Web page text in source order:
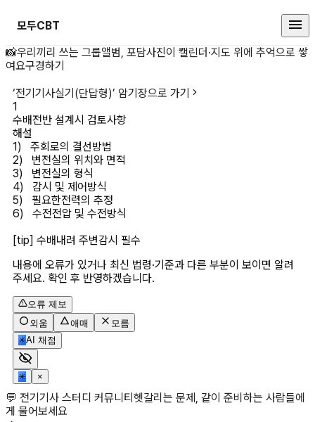
모두CBT
수배전반 설계시 검토사항 상세 페
📸우리끼리 쓰는 그룹앨범, 포담사진이 캘린더·지도 위에 추억으로 쌓
여요구경하기
‘전기기사실기(단답형)’ 암기장으로 가기
1
수배전반 설계시 검토사항
해설
1)   주회로의 결선방법
2)   변전실의 위치와 면적
3)   변전실의 형식
4)   감시 및 제어방식
5)   필요한전력의 추정
6)   수전전압 및 수전방식
[tip] 수배내려 주변감시 필수
내용에 오류가 있거나 최신 법령·기준과 다른 부분이 보이면 알려
주세요. 확인 후 반영하겠습니다.
오류 제보
외움
애매
모름
✳AI 채점
✳ ×
💬 전기기사 스터디 커뮤니티헷갈리는 문제, 같이 준비하는 사람들에
게 물어보세요